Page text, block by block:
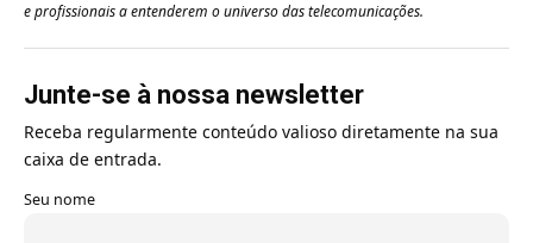
e profissionais a entenderem o universo das telecomunicações.
Junte-se à nossa newsletter
Receba regularmente conteúdo valioso diretamente na sua
caixa de entrada.
Seu nome